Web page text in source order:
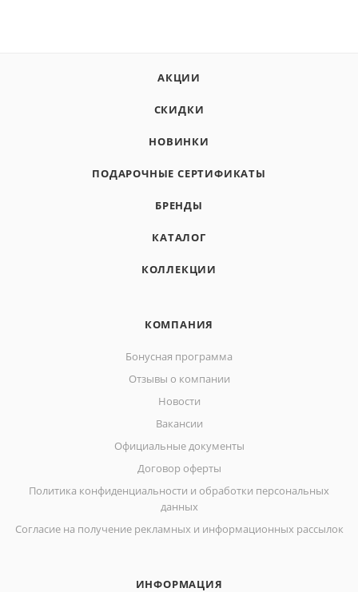
АКЦИИ
СКИДКИ
НОВИНКИ
ПОДАРОЧНЫЕ СЕРТИФИКАТЫ
БРЕНДЫ
КАТАЛОГ
КОЛЛЕКЦИИ
КОМПАНИЯ
Бонусная программа
Отзывы о компании
Новости
Вакансии
Официальные документы
Договор оферты
Политика конфиденциальности и обработки персональных
данных
Согласие на получение рекламных и информационных рассылок
ИНФОРМАЦИЯ